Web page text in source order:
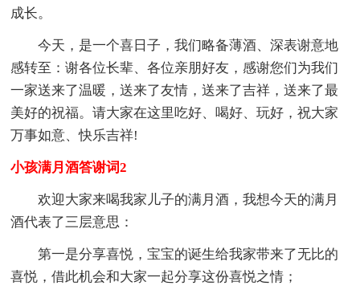
成长。
今天，是一个喜日子，我们略备薄酒、深表谢意地
感转至：谢各位长辈、各位亲朋好友，感谢您们为我们
一家送来了温暖，送来了友情，送来了吉祥，送来了最
美好的祝福。请大家在这里吃好、喝好、玩好，祝大家
万事如意、快乐吉祥!
小孩满月酒答谢词2
欢迎大家来喝我家儿子的满月酒，我想今天的满月
酒代表了三层意思：
第一是分享喜悦，宝宝的诞生给我家带来了无比的
喜悦，借此机会和大家一起分享这份喜悦之情；